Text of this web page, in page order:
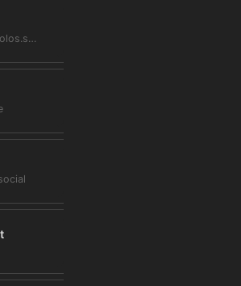
@HolosDiscover@discover.holos.social